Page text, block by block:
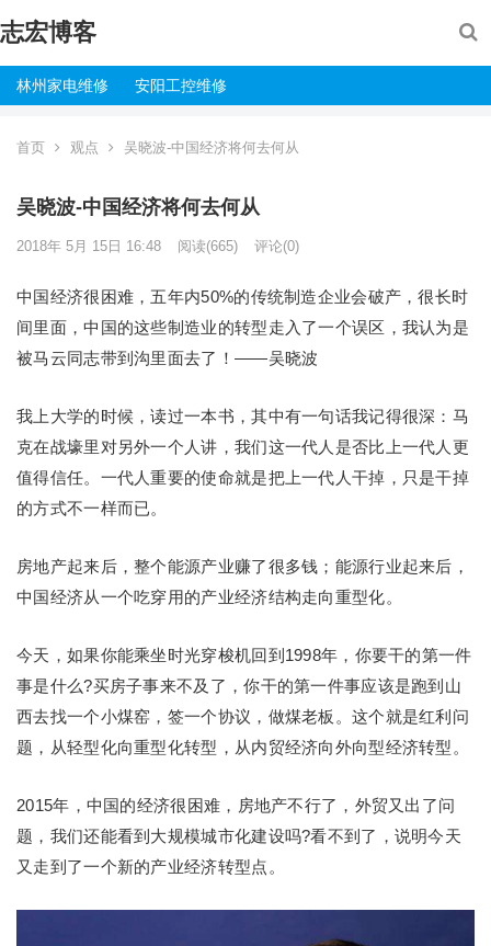
志宏博客
林州家电维修 安阳工控维修
首页 观点 吴晓波-中国经济将何去何从
吴晓波-中国经济将何去何从
2018年 5月 15日 16:48 阅读(665) 评论(0)
中国经济很困难，五年内50%的传统制造企业会破产，很长时
间里面，中国的这些制造业的转型走入了一个误区，我认为是
被马云同志带到沟里面去了！——吴晓波
我上大学的时候，读过一本书，其中有一句话我记得很深：马
克在战壕里对另外一个人讲，我们这一代人是否比上一代人更
值得信任。一代人重要的使命就是把上一代人干掉，只是干掉
的方式不一样而已。
房地产起来后，整个能源产业赚了很多钱；能源行业起来后，
中国经济从一个吃穿用的产业经济结构走向重型化。
今天，如果你能乘坐时光穿梭机回到1998年，你要干的第一件
事是什么?买房子事来不及了，你干的第一件事应该是跑到山
西去找一个小煤窑，签一个协议，做煤老板。这个就是红利问
题，从轻型化向重型化转型，从内贸经济向外向型经济转型。
2015年，中国的经济很困难，房地产不行了，外贸又出了问
题，我们还能看到大规模城市化建设吗?看不到了，说明今天
又走到了一个新的产业经济转型点。